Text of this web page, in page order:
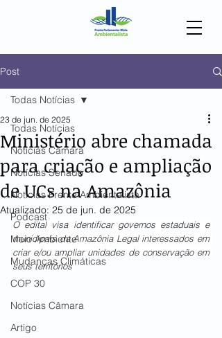
Post
Todas Notícias
Notícias Câmara
Notícias Senado
Notícias Frente Ambientalista
Podcast
Meio Ambiente
Mudanças Climáticas
COP 30
Notícias Câmara
Artigo
Todas Notícias
Ministério abre chamada
para criação e ampliação
de UCs na Amazônia
23 de jun. de 2025
Atualizado: 25 de jun. de 2025
O edital visa identificar governos estaduais e
municipais da Amazônia Legal interessados em
criar e/ou ampliar unidades de conservação em
seus territórios